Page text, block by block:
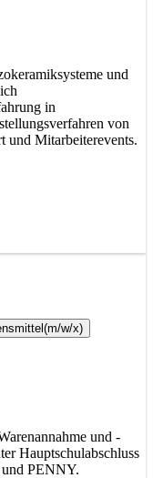
und
in
von
und Mitarbeiterevents.
(m/w/x)
und -
Hauptschulabschluss
PENNY.